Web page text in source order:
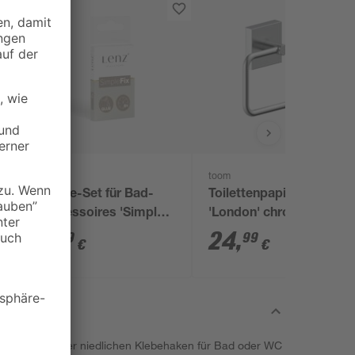
Klebe-Set für Bad-
Accessoires 'Simple
19 €
toom
Toilettenpapierhalter
'London' chromfarben
matt gebürstet
24,99 €
ist dank der niedlichen Klebehaken für Bad oder WC